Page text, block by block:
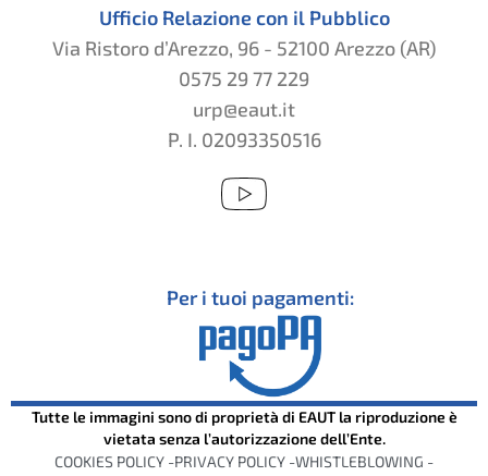
Ufficio Relazione con il Pubblico
Via Ristoro d’Arezzo, 96 - 52100 Arezzo (AR)
0575 29 77 229
urp@eaut.it
P. I. 02093350516
Per i tuoi pagamenti:
Tutte le immagini sono di proprietà di EAUT la riproduzione è
vietata senza l’autorizzazione dell’Ente.
COOKIES POLICY -PRIVACY POLICY -WHISTLEBLOWING -